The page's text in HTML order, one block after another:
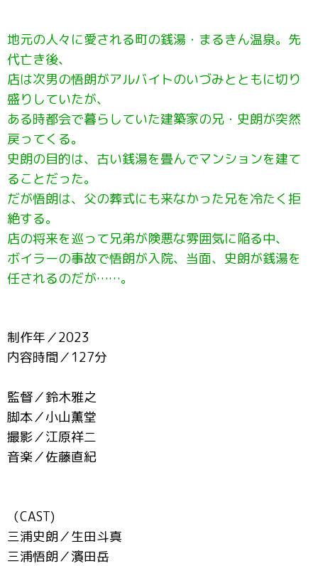
地元の人々に愛される町の銭湯・まるきん温泉。先
代亡き後、
店は次男の悟朗がアルバイトのいづみとともに切り
盛りしていたが、
ある時都会で暮らしていた建築家の兄・史朗が突然
戻ってくる。
史朗の目的は、古い銭湯を畳んでマンションを建て
ることだった。
だが悟朗は、父の葬式にも来なかった兄を冷たく拒
絶する。
店の将来を巡って兄弟が険悪な雰囲気に陥る中、
ボイラーの事故で悟朗が入院、当面、史朗が銭湯を
任されるのだが……。
制作年／2023
内容時間／127分
監督／鈴木雅之
脚本／小山薫堂
撮影／江原祥二
音楽／佐藤直紀
（CAST)
三浦史朗／生田斗真
三浦悟朗／濱田岳